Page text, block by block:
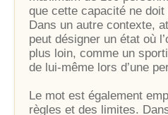
que cette capacité ne
Dans un autre contexte,
peut désigner un état où
plus loin, comme un
de lui-même lors d’une
Le mot est également
règles et des limites.